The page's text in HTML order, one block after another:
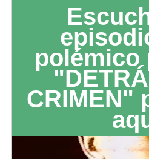
polémico
CRIMEN"